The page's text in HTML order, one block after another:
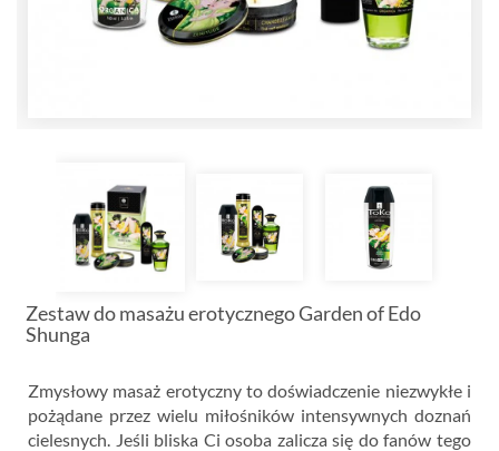
Zestaw do masażu erotycznego Garden of Edo
Shunga
Zmysłowy masaż erotyczny to doświadczenie niezwykłe i
pożądane przez wielu miłośników intensywnych doznań
cielesnych. Jeśli bliska Ci osoba zalicza się do fanów tego